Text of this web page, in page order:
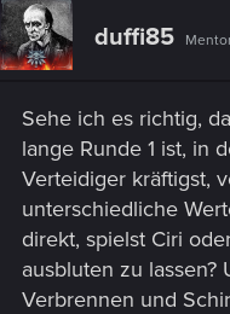
duffi85
Sehe ich es richtig,
lange Runde 1 ist, in
Verteidiger kräftigst,
unterschiedliche
direkt, spielst Ciri
ausbluten zu
Verbrennen und